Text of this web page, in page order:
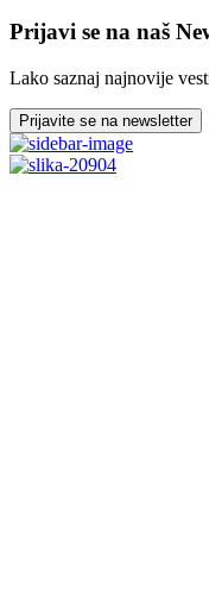
Prijavi se na naš
Lako saznaj najnovije
Prijavite se na newsletter